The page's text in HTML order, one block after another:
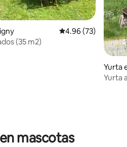
5, 180 reseñas
Calificación
4.96 (73)
(35 m2)
Yurta
Yurta
mascotas